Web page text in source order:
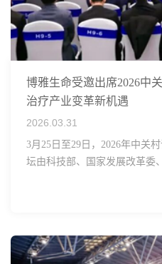
博雅生命受邀出席2026中
治疗产业变革新机遇
2026.03.31
3月25日至29日，2026年中关
坛由科技部、国家发展改革委